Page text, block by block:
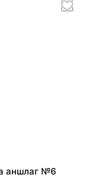
аншлаг №6